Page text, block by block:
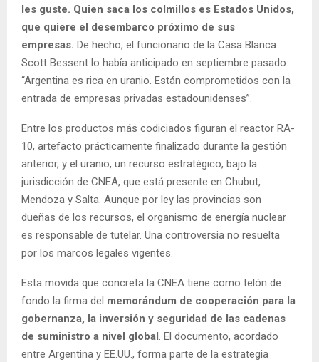
les guste. Quien saca los colmillos es Estados Unidos,
que quiere el desembarco próximo de sus
empresas. De hecho, el funcionario de la Casa Blanca
Scott Bessent lo había anticipado en septiembre pasado:
“Argentina es rica en uranio. Están comprometidos con la
entrada de empresas privadas estadounidenses”.
Entre los productos más codiciados figuran el reactor RA-
10, artefacto prácticamente finalizado durante la gestión
anterior, y el uranio, un recurso estratégico, bajo la
jurisdicción de CNEA, que está presente en Chubut,
Mendoza y Salta. Aunque por ley las provincias son
dueñas de los recursos, el organismo de energía nuclear
es responsable de tutelar. Una controversia no resuelta
por los marcos legales vigentes.
Esta movida que concreta la CNEA tiene como telón de
fondo la firma del memorándum de cooperación para la
gobernanza, la inversión y seguridad de las cadenas
de suministro a nivel global. El documento, acordado
entre Argentina y EE.UU., forma parte de la estrategia